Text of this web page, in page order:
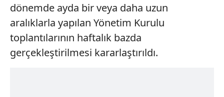
dönemde ayda bir veya daha uzun
aralıklarla yapılan Yönetim Kurulu
toplantılarının haftalık bazda
gerçekleştirilmesi kararlaştırıldı.